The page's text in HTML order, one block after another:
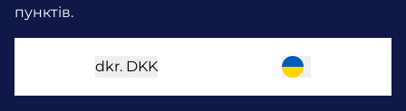
пунктів.
dkr. DKK